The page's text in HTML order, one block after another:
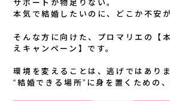
サポートが物足りない。
本気で結婚したいのに、どこか不安
そんな方に向けた、プロマリエの【
えキャンペーン】です。
環境を変えることは、逃げではあり
“結婚できる場所”に身を置くための